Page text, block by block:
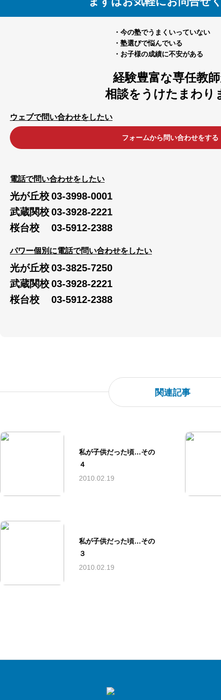
・今の塾でうまくいっていない
・塾選びで悩んでいる
・お子様の成績に不安がある
経験豊富な専任教
相談をうけたまわり
ウェブで問い合わせをしたい
フォームから問い合わせをする
電話で問い合わせをしたい
光が丘校03-3998-0001
武蔵関校03-3928-2221
桜台校
03-5912-2388
パワー個別に電話で問い合わせをしたい
光が丘校03-3825-7250
武蔵関校03-3928-2221
桜台校
03-5912-2388
関連記事
私が子供だった頃…その
４
2010.02.19
私が子供だった頃…その
３
2010.02.19